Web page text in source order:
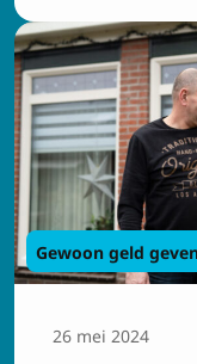
Gewoon geld
26 mei 2024